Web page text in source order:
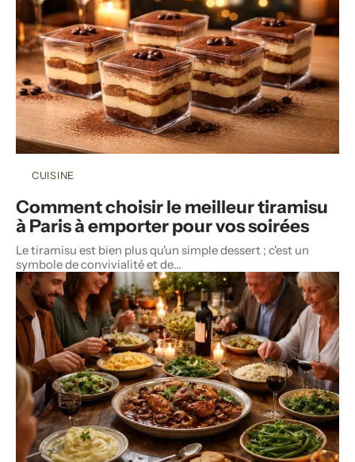
CUISINE
Comment choisir le meilleur tiramisu
à Paris à emporter pour vos soirées
Le tiramisu est bien plus qu'un simple dessert ; c'est un
symbole de convivialité et de…